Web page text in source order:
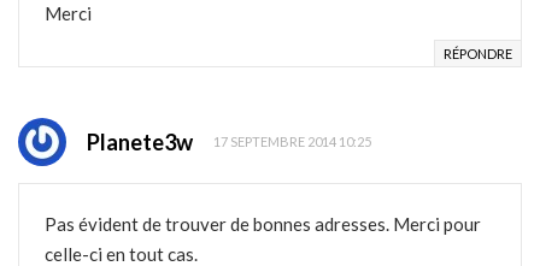
Merci
RÉPONDRE
Planete3w 17 SEPTEMBRE 2014 10:25
Pas évident de trouver de bonnes adresses. Merci pour
celle-ci en tout cas.